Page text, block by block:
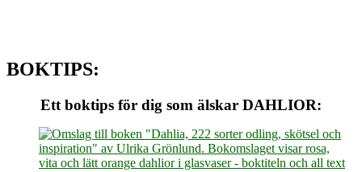
BOKTIPS:
Ett boktips för dig som älskar DAHLIOR: